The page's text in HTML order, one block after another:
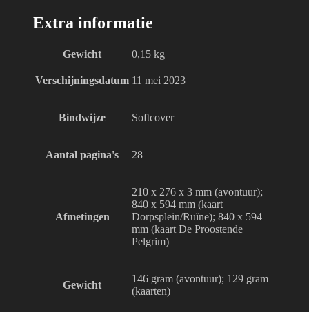
Extra informatie
Gewicht 0,15 kg
Verschijningsdatum 11 mei 2023
Bindwijze Softcover
Aantal pagina's 28
Afmetingen
210 x 276 x 3 mm (avontuur);
840 x 594 mm (kaart
Dorpsplein/Ruïne); 840 x 594
mm (kaart De Proostende
Pelgrim)
Gewicht
146 gram (avontuur); 129 gram
(kaarten)